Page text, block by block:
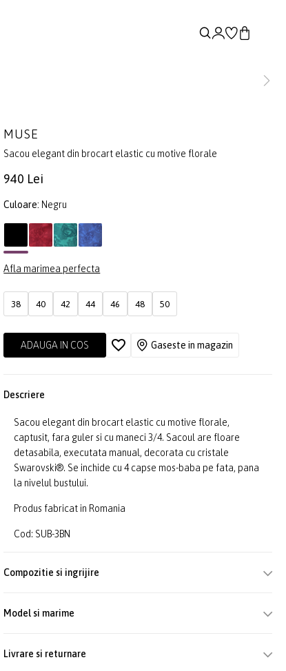
MUSE
Sacou elegant din brocart elastic cu motive florale
940 Lei
Culoare: Negru
Afla marimea perfecta
38 40 42 44 46 48 50
ADAUGA IN COS Gaseste in magazin
Descriere
Sacou elegant din brocart elastic cu motive florale,
captusit, fara guler si cu maneci 3/4. Sacoul are floare
detasabila, executata manual, decorata cu cristale
Swarovski®. Se inchide cu 4 capse mos-baba pe fata, pana
la nivelul bustului.
Produs fabricat in Romania
Cod: SUB-3BN
Compozitie si ingrijire
Model si marime
Livrare si returnare